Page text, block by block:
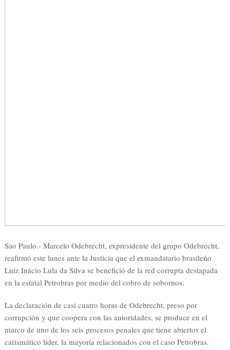
Sao Paulo.- Marcelo Odebrecht, expresidente del grupo Odebrecht,
reafirmó este lunes ante la Justicia que el exmandatario brasileño
Luiz Inácio Lula da Silva se benefició de la red corrupta destapada
en la estatal Petrobras por medio del cobro de sobornos.
La declaración de casi cuatro horas de Odebrecht, preso por
corrupción y que coopera con las autoridades, se produce en el
marco de uno de los seis procesos penales que tiene abiertos el
carismático líder, la mayoría relacionados con el caso Petrobras.